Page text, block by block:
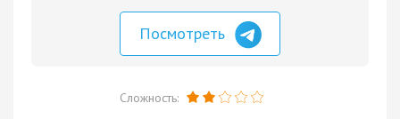
Посмотреть
Сложность: